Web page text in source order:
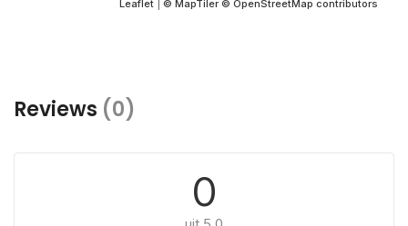
Leaflet © MapTiler © OpenStreetMap contributors
Reviews (0)
0